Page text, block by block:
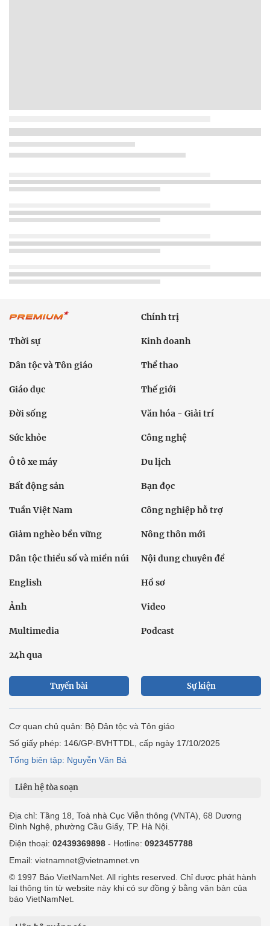
Chính trị
Thời sự Kinh doanh
Dân tộc và Tôn giáo Thể thao
Giáo dục Thế giới
Đời sống Văn hóa - Giải trí
Sức khỏe Công nghệ
Ô tô xe máy Du lịch
Bất động sản Bạn đọc
Tuần Việt Nam Công nghiệp hỗ trợ
Giảm nghèo bền vững Nông thôn mới
Dân tộc thiểu số và miền núi Nội dung chuyên đề
English Hồ sơ
Ảnh Video
Multimedia Podcast
24h qua
Tuyến bài Sự kiện
Cơ quan chủ quản: Bộ Dân tộc và Tôn giáo
Số giấy phép: 146/GP-BVHTTDL, cấp ngày 17/10/2025
Tổng biên tập: Nguyễn Văn Bá
Liên hệ tòa soạn
Địa chỉ: Tầng 18, Toà nhà Cục Viễn thông (VNTA), 68 Dương
Đình Nghệ, phường Cầu Giấy, TP. Hà Nội.
Điện thoại: 02439369898 - Hotline: 0923457788
Email: vietnamnet@vietnamnet.vn
© 1997 Báo VietNamNet. All rights reserved. Chỉ được phát hành
lại thông tin từ website này khi có sự đồng ý bằng văn bản của
báo VietNamNet.